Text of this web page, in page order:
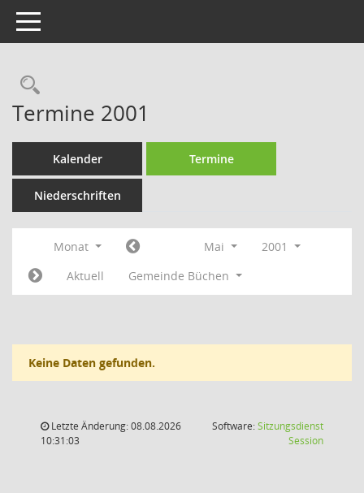
Toggle navigation
Rechercheauswahl
Termine 2001
Kalender Termine
Niederschriften
Monat Mai
2001
Aktuell
Gemeinde Büchen
Keine Daten gefunden.
Letzte Änderung: 08.08.2026
10:31:03
Software:Sitzungsdienst
Session(Wird in